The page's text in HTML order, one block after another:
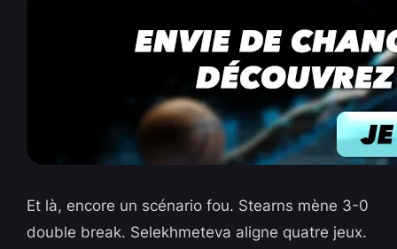
Et là, encore un scénario fou. Stearns mène 3-0
double break. Selekhmeteva aligne quatre jeux.